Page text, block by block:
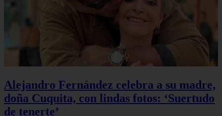
Alejandro Fernández celebra a su madre,
doña Cuquita, con lindas fotos: ‘Suertudo
de tenerte’